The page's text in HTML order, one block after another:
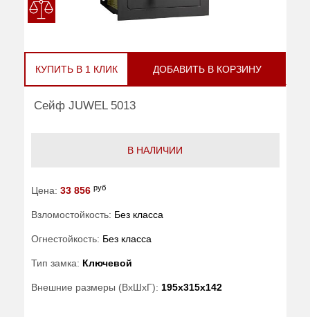
КУПИТЬ В 1 КЛИК ДОБАВИТЬ В КОРЗИНУ
Сейф JUWEL 5013
В НАЛИЧИИ
Цена: 33 856 руб
Взломостойкость: Без класса
Огнестойкость: Без класса
Тип замка: Ключевой
Внешние размеры (ВхШхГ): 195x315x142